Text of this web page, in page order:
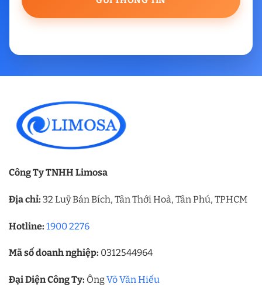
Công Ty TNHH Limosa
Địa chỉ: 32 Luỹ Bán Bích, Tân Thới Hoà, Tân Phú, TPHCM
Hotline: 1900 2276
Mã số doanh nghiệp: 0312544964
Đại Diện Công Ty: ÔngVõ Văn Hiếu